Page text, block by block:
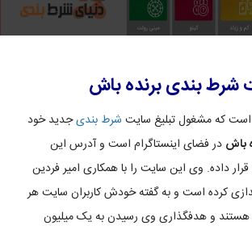
شرط بندی برنده باش
که مشغول تبلیغ سایت شرط بندیجدید خود
باش در فضای اینستاگرام است و آدرس این
داده. وی این سایت را با همکاری امیر فردین
کرده است و به گفته خودش کاربران سایت هر
هستند و هدفگذاری وی رسیدن به یک میلیون